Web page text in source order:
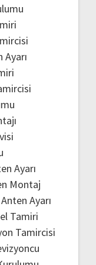
Ayarı
Ayarı
Montaj
Ayarı
Tamiri
Tamircisi